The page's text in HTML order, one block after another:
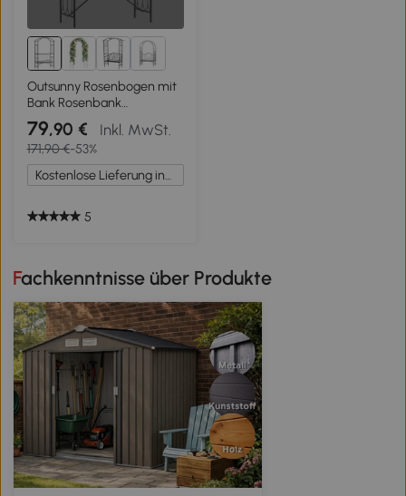
Outsunny Rosenbogen mit
Bank Rosenbank
Laubenbank
Philosophenbank
Rankgitter Rankhilfe
Gartenbank Metall
Schwarz 115 x 50 x 203 cm
79,90 € Inkl. MwSt.
171,90 €-53%
Kostenlose Lieferung innerhalb Deutschlands
5
Fachkenntnisse über Produkte